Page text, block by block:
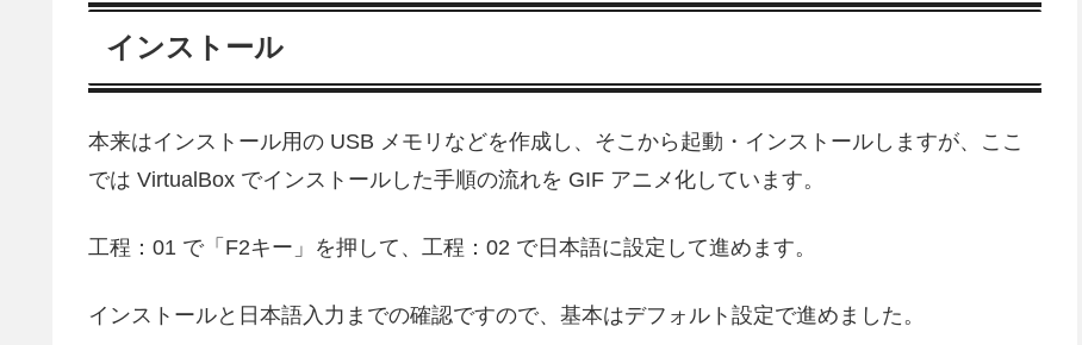
インストール
本来はインストール用の USB メモリなどを作成し、そこから起動・インストールしますが、ここ
では VirtualBox でインストールした手順の流れを GIF アニメ化しています。
工程：01 で「F2キー」を押して、工程：02 で日本語に設定して進めます。
インストールと日本語入力までの確認ですので、基本はデフォルト設定で進めました。